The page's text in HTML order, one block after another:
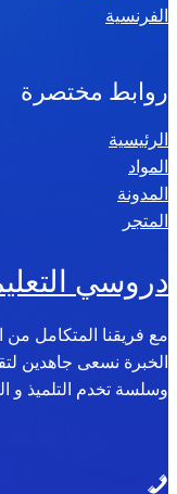
الفرنسية
روابط مختصرة
الرئيسية
المواد
المدونة
المتجر
دروسي
مع فريقنا المتكامل من
الخبرة نسعى جاهدين
وسلسة تخدم التلميذ و